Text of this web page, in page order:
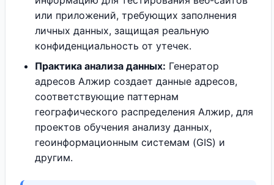
или приложений, требующих заполнения
личных данных, защищая реальную
конфиденциальность от утечек.
Практика анализа данных: Генератор
адресов Алжир создает данные адресов,
соответствующие паттернам
географического распределения Алжир, для
проектов обучения анализу данных,
геоинформационным системам (GIS) и
другим.